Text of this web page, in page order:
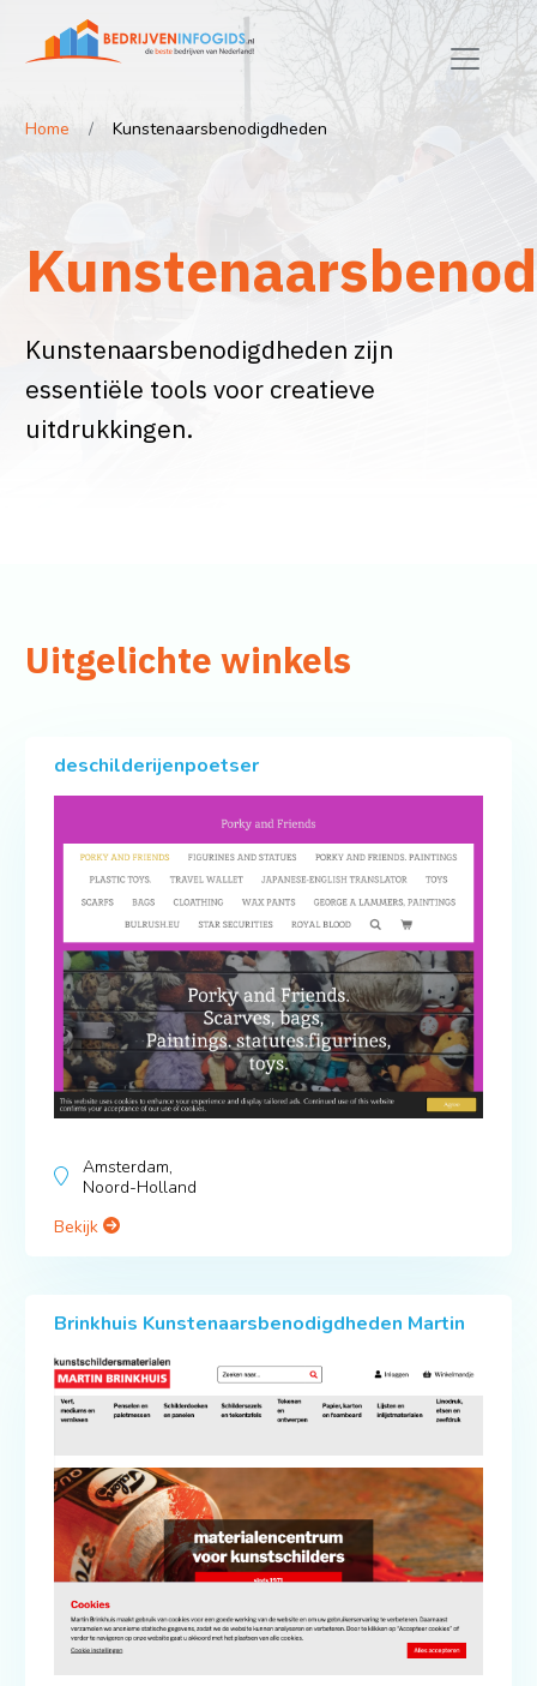
Home Kunstenaarsbenodigdheden
Kunstenaarsbenodigdheden zijn
essentiële tools voor creatieve
uitdrukkingen.
Uitgelichte winkels
deschilderijenpoetser
Amsterdam,
Noord-Holland
Bekijk
Brinkhuis Kunstenaarsbenodigdheden Martin